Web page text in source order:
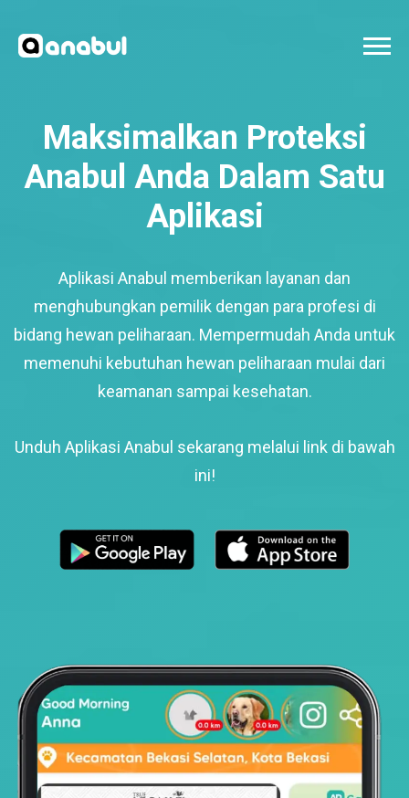
Maksimalkan Proteksi
Anabul Anda Dalam Satu
Aplikasi
Aplikasi Anabul memberikan layanan dan
menghubungkan pemilik dengan para profesi di
bidang hewan peliharaan. Mempermudah Anda untuk
memenuhi kebutuhan hewan peliharaan mulai dari
keamanan sampai kesehatan.
Unduh Aplikasi Anabul sekarang melalui link di bawah
ini!